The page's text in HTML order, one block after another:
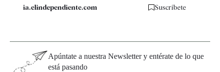
ia.elindependiente.com Suscríbete
Apúntate a nuestra Newsletter y entérate de lo que
está pasando